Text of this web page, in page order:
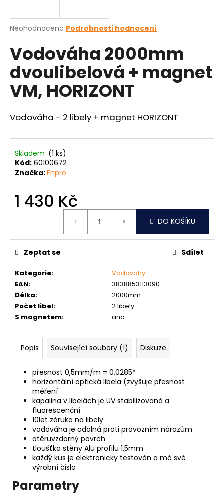
Průměrné
produktu
je
0,0
z
5
hvězdiček.
Neohodnoceno Podrobnosti hodnocení
Vodováha 2000mm
dvoulibelová + magnet
VM, HORIZONT
Vodováha - 2 libely + magnet HORIZONT
Skladem (1 ks)
Kód: 60100672
Značka:Enpro
1 430 Kč
DO KOŠÍKU
Kategorie:
Vodováhy
EAN:
3838853113090
Délka:
2000mm
Počet libel:
2 libely
S magnetem: ano
Zeptat se Sdílet
Popis Související soubory (1) Diskuze
přesnost 0,5mm/m = 0,0285°
horizontální optická libela (zvyšuje přesnost
měření
kapalina v libelách je UV stabilizovaná a
fluorescenční
10let záruka na libely
vodováha je odolná proti provozním nárazům
otěruvzdorný povrch
tloušťka stěny Alu profilu 1,5mm
každý kus je elektronicky testován a má své
výrobní číslo
Parametry
j
t
?
HLEDAT
D
o
o
u
e
m
e
ŠROUB
DO
SAMOVRTNÝ
TEX
ŠESTIHRANNÁ
HLAVA